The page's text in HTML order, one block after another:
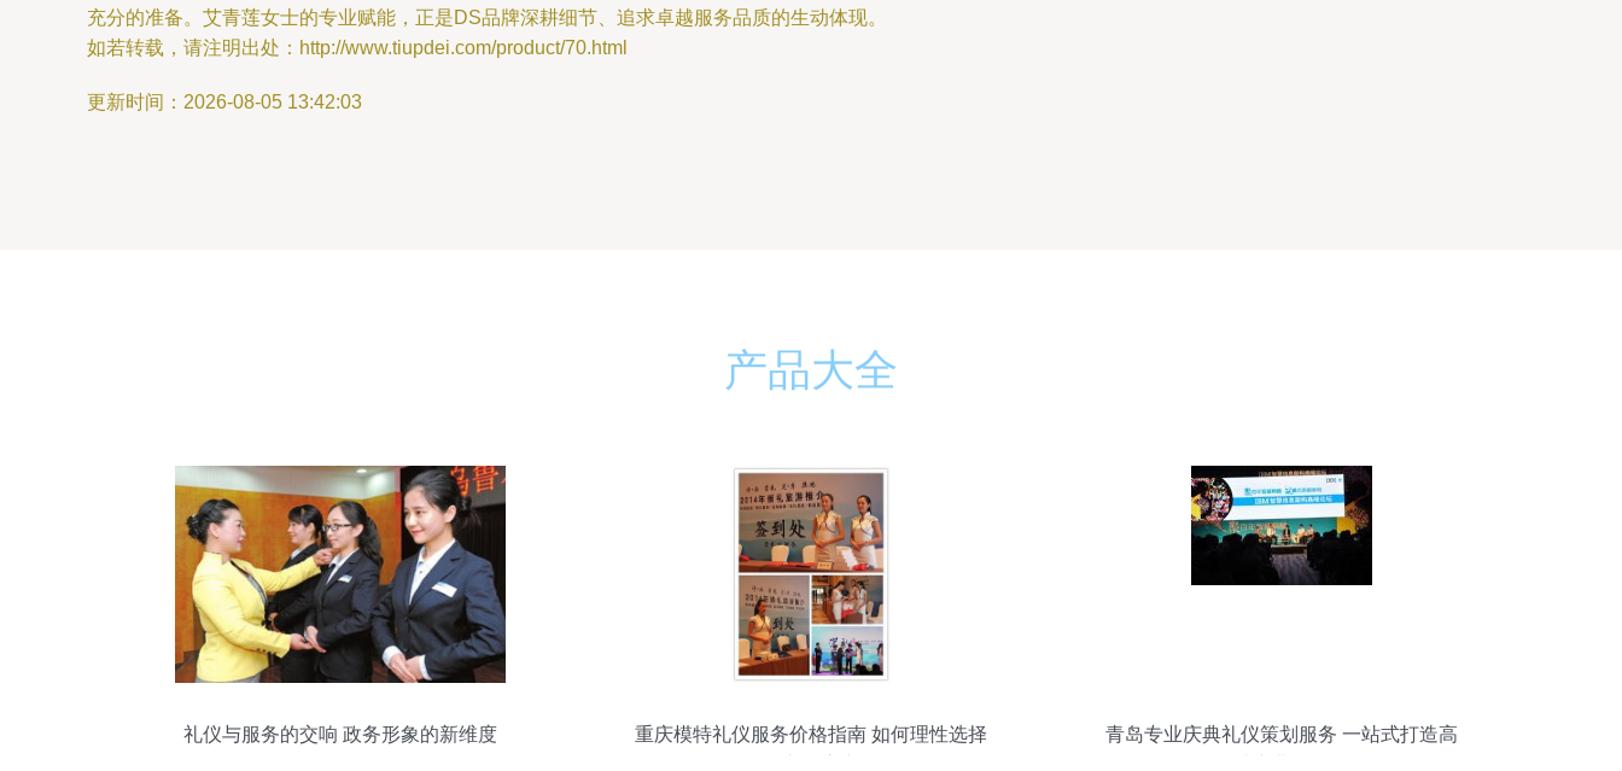
充分的准备。艾青莲女士的专业赋能，正是DS品牌深耕细节、追求卓越服务品质的生动体现。
如若转载，请注明出处：http://www.tiupdei.com/product/70.html
更新时间：2026-08-05 13:42:03
产品大全
礼仪与服务的交响 政务形象的新维度
重庆模特礼仪服务价格指南 如何理性选择
青岛专业庆典礼仪策划服务 一站式打造高